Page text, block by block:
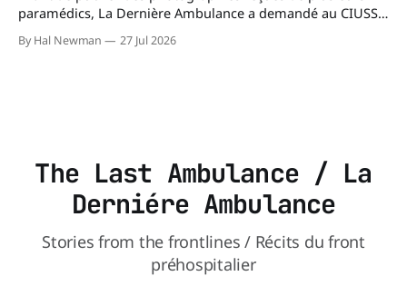
paramédics, La Dernière Ambulance a demandé au CIUSSS
du Nord-de-l'Île-de-Montréal de confirmer leur authenticité
ainsi que leur utilisation. Dans un courriel transmis à La
By Hal Newman 27 Jul 2026
The Last Ambulance / La
Derniére Ambulance
Stories from the frontlines / Récits du front
préhospitalier